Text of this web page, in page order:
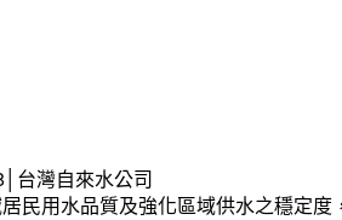
台灣自來水公司
民用水品質及強化區域供水之穩定